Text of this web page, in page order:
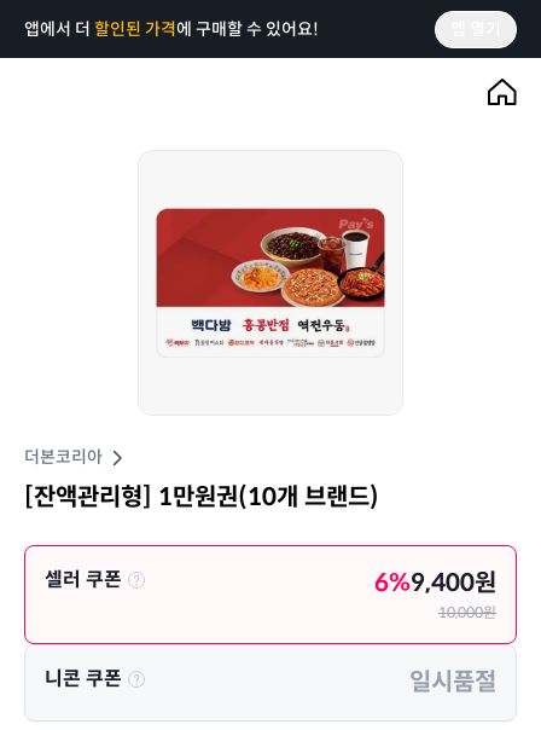
앱에서 더 할인된 가격에 구매할 수 있어요!
더본코리아
[잔액관리형] 1만원권(10개 브랜드)
셀러 쿠폰 6%9,400원
10,000원
니콘 쿠폰 일시품절